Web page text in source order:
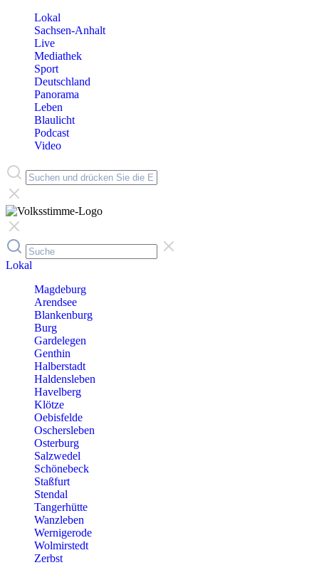
Lokal
Sachsen-Anhalt
Live
Mediathek
Sport
Deutschland
Panorama
Leben
Blaulicht
Podcast
Video
Lokal
Magdeburg
Arendsee
Blankenburg
Burg
Gardelegen
Genthin
Halberstadt
Haldensleben
Havelberg
Klötze
Oebisfelde
Oschersleben
Osterburg
Salzwedel
Schönebeck
Staßfurt
Stendal
Tangerhütte
Wanzleben
Wernigerode
Wolmirstedt
Zerbst